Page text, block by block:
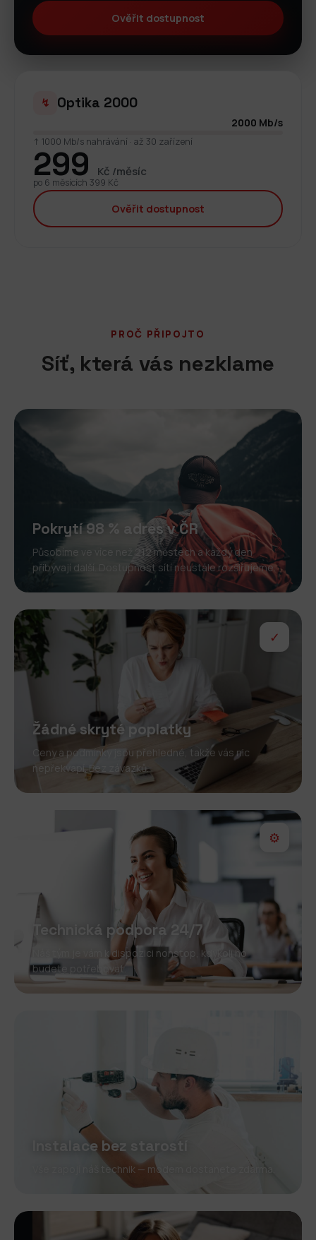
Ověřit dostupnost
↯ Optika 2000
2000 Mb/s
↑ 1000 Mb/s nahrávání · až 30 zařízení
299 Kč /měsíc
po 6 měsících 399 Kč
Ověřit dostupnost
PROČ PŘIPOJTO
Síť, která vás nezklame
Pokrytí 98 % adres v ČR
Působíme ve více než 212 městech a každý den
přibývají další. Dostupnost sítí neustále rozšiřujeme.
✓
Žádné skryté poplatky
Ceny a podmínky jsou přehledné, takže vás nic
nepřekvapí. Bez závazků.
⚙
Technická podpora 24/7
Náš tým je vám k dispozici nonstop, kdykoli ho
budete potřebovat.
Instalace bez starostí
Vše zapojí náš technik — modem dostanete zdarma.